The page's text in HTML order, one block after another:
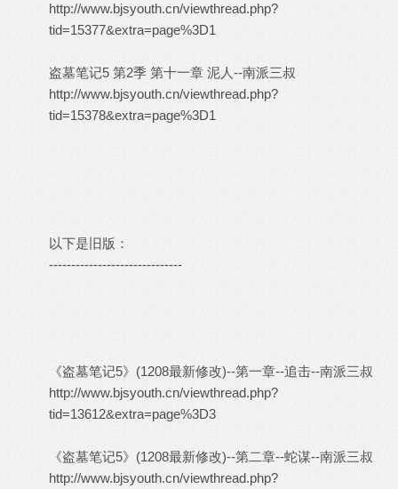
http://www.bjsyouth.cn/viewthread.php?
tid=15377&extra=page%3D1
盗墓笔记5 第2季 第十一章 泥人--南派三叔
http://www.bjsyouth.cn/viewthread.php?
tid=15378&extra=page%3D1
以下是旧版：
------------------------------
《盗墓笔记5》(1208最新修改)--第一章--追击--南派三叔
http://www.bjsyouth.cn/viewthread.php?
tid=13612&extra=page%3D3
《盗墓笔记5》(1208最新修改)--第二章--蛇谋--南派三叔
http://www.bjsyouth.cn/viewthread.php?